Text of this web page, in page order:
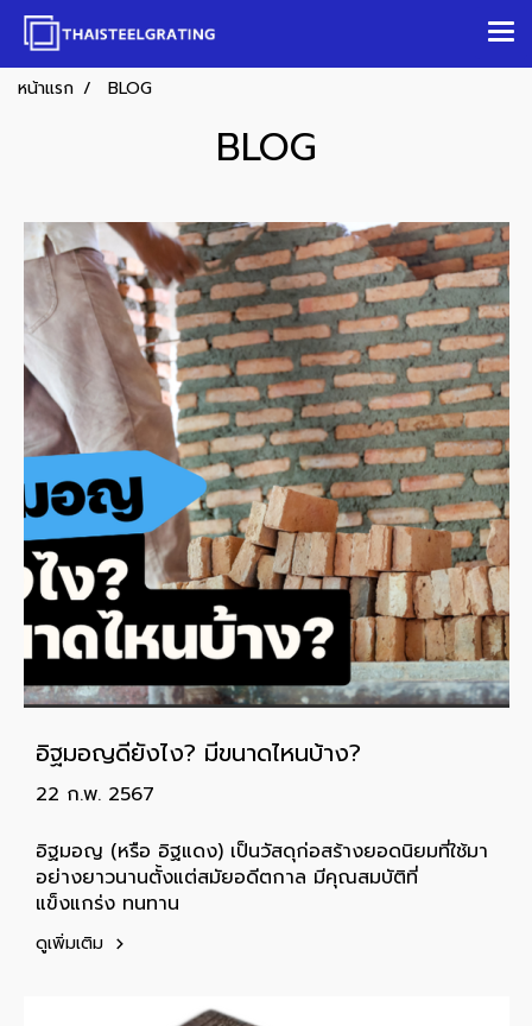
หน้าแรก BLOG
BLOG
อิฐมอญดียังไง? มีขนาดไหนบ้าง?
22 ก.พ. 2567
อิฐมอญ (หรือ อิฐแดง) เป็นวัสดุก่อสร้างยอดนิยมที่ใช้มา
อย่างยาวนานตั้งแต่สมัยอดีตกาล มีคุณสมบัติที่
แข็งแกร่ง ทนทาน
ดูเพิ่มเติม